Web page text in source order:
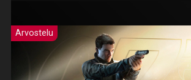
Arvostelu